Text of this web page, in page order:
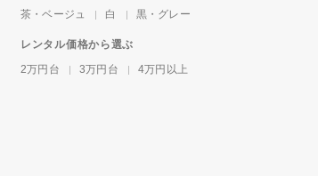
茶・ベージュ
白 黒・グレー
レンタル価格から選ぶ
2万円台
3万円台 4万円以上